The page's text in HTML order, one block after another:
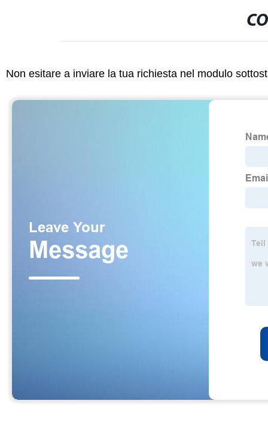
Non esitare a inviare la tua richiesta nel modulo